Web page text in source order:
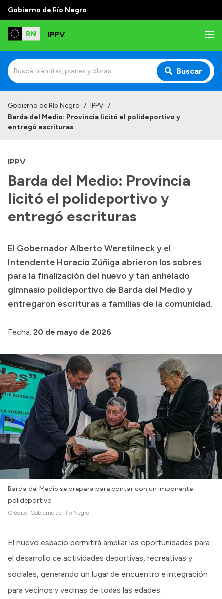
Gobierno de Río Negro
IPPV
Buscar
Institucional
Delegaciones
Autoridades
Normativas
Presupuesto
Boletín Oficial
Compras y licitaciones
Consulta de expedientes
Convocatorias
Intranet
Login
Gobierno de Río Negro / IPPV /
Barda del Medio: Provincia licitó el polideportivo y
entregó escrituras
IPPV
Barda del Medio: Provincia
licitó el polideportivo y
entregó escrituras
El Gobernador Alberto Weretilneck y el
Intendente Horacio Zúñiga abrieron los sobres
para la finalización del nuevo y tan anhelado
gimnasio polideportivo de Barda del Medio y
entregaron escrituras a familias de la comunidad.
Fecha: 20 de mayo de 2026
Barda del Medio se prepara para contar con un imponente
polideportivo
Crédito: Gobierno de Río Negro
El nuevo espacio permitirá ampliar las oportunidades para
el desarrollo de actividades deportivas, recreativas y
sociales, generando un lugar de encuentro e integración
para vecinos y vecinas de todas las edades.